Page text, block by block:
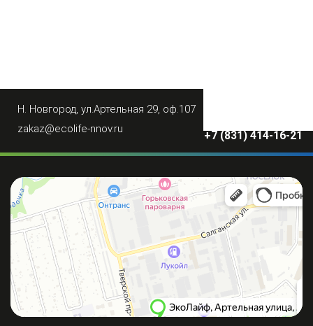
Н. Новгород, ул.Артельная 29, оф.107
zakaz@ecolife-nnov.ru
+7 (831) 414-16-21